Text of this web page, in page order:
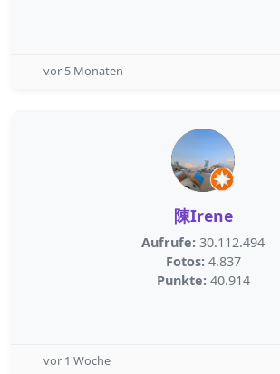
vor 5 Monaten
陳Irene
Aufrufe: 30.112.494
Fotos: 4.837
Punkte: 40.914
vor 1 Woche